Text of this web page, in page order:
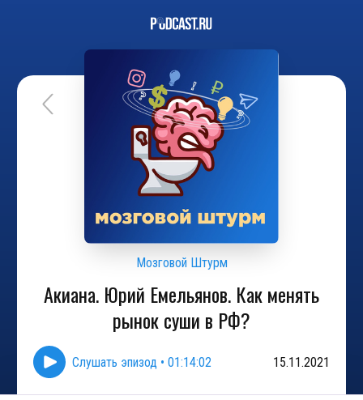
Мозговой Штурм
Акиана. Юрий Емельянов. Как менять
рынок суши в РФ?
Слушать эпизод • 01:14:02 15.11.2021